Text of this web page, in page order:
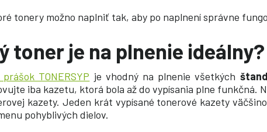
tonery možno naplniť tak, aby po naplnení správne
toner je na plnenie ideálny?
TONERSYP je vhodný na plnenie všetkých
iba kazetu, ktorá bola až do vypísania plne funkčná.
kazety. Jeden krát vypísané tonerové kazety
pohyblivých dielov.